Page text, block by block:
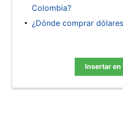
Colombia?
¿Dónde comprar
Insertar en